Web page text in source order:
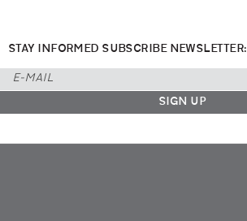
STAY INFORMED SUBSCRIBE NEWSLETTER: